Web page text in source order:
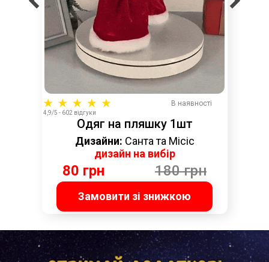
Замовити зі знижкою
В наявності
4,9/5 - 602 відгуки
Дизайни: Санта та Місіс
дизайн на вибір
Одяг на пляшку 1шт
80 грн 180 грн